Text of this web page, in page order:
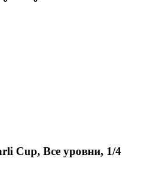
Cup, Все уровни, 1/4